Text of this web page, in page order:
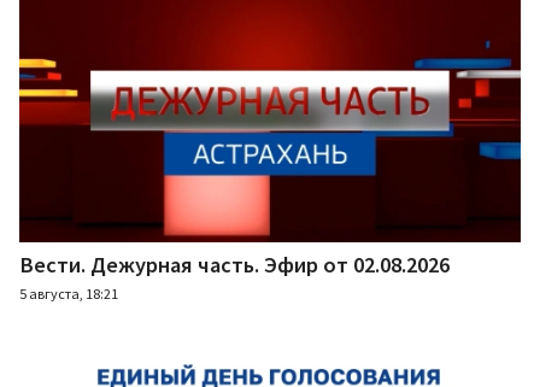
Вести. Дежурная часть. Эфир от 02.08.2026
5 августа, 18:21